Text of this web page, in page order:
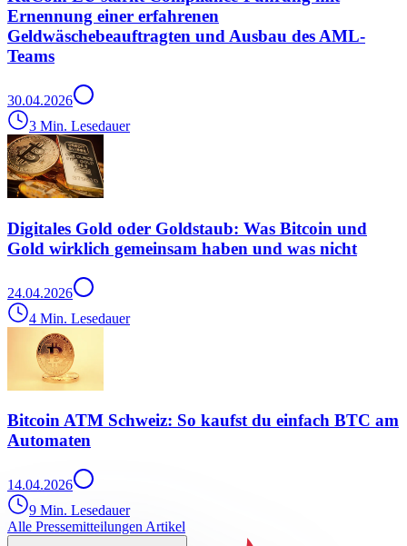
Ernennung einer erfahrenen
Geldwäschebeauftragten und Ausbau des AML-
Teams
30.04.2026
3 Min. Lesedauer
Digitales Gold oder Goldstaub: Was Bitcoin und
Gold wirklich gemeinsam haben und was nicht
24.04.2026
4 Min. Lesedauer
Bitcoin ATM Schweiz: So kaufst du einfach BTC am
Automaten
14.04.2026
9 Min. Lesedauer
Alle Pressemitteilungen Artikel